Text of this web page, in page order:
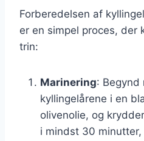
Forberedelsen af
er en simpel proces, der
trin:
Marinering: Begynd
kyllingelårene i en
olivenolie, og
i mindst 30